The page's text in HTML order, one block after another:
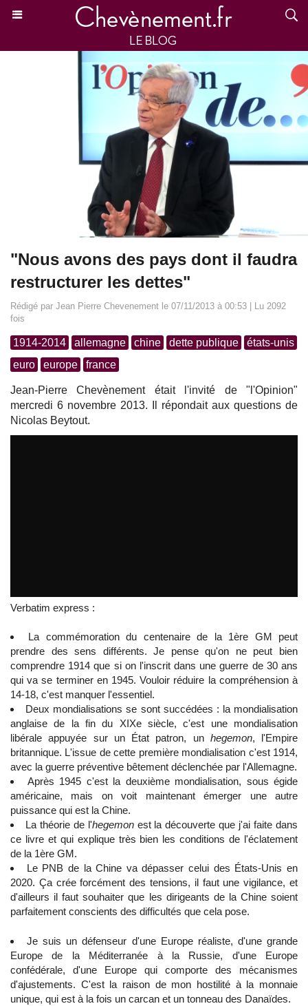
"Nous avons des pays dont il faudra
restructurer les dettes"
Rédigé par Jean Pierre Chevenement le 07/11/2013 à 00:53 | Lu 2092
fois
1914-2014 allemagne chine dette publique
états-unis
euro
europe france
Jean-Pierre Chevènement était l'invité de "l'Opinion"
mercredi 6 novembre 2013. Il répondait aux questions de
Nicolas Beytout.
Verbatim express :
La commémoration du centenaire de la 1ère GM peut
prendre des sens différents. Je pense qu'on ne peut bien
comprendre 1914 que si on l'inscrit dans une guerre de 30 ans
qui va se terminer en 1945. Vouloir réduire la compréhension à
14-18, c'est manquer l'essentiel.
Deux mondialisations se sont succédées : la mondialisation
anglaise de la fin du XIXe siècle, c'est une mondialisation
libérale appuyée sur un État patron, un hegemon, l'Empire
britannique. L'issue de cette première mondialisation c'est 1914,
avec la guerre préventive bêtement déclenchée par l'Allemagne.
Après 1945 c'est la deuxième mondialisation, sous égide
américaine, mais on voit maintenant émerger une autre
puissance qui est la Chine.
La théorie de l'hegemonest la découverte que j'ai faite dans
ce livre et qui explique très bien les conditions de l'éclatement
de la 1ère GM.
Le PNB de la Chine va dépasser celui des États-Unis en
2020. Ça crée forcément des tensions, il faut une vigilance, et
d'ailleurs il faut souhaiter que les dirigeants de la Chine soient
parfaitement conscients des difficultés que cela pose.
Je suis un défenseur d'une Europe réaliste, d'une grande
Europe de la Méditerranée à la Russie, d'une Europe
confédérale, d'une Europe qui comporte des mécanismes
d'ajustements. C'est la raison de mon hostilité à la monnaie
unique, qui est à la fois un carcan et un tonneau des Danaïdes.